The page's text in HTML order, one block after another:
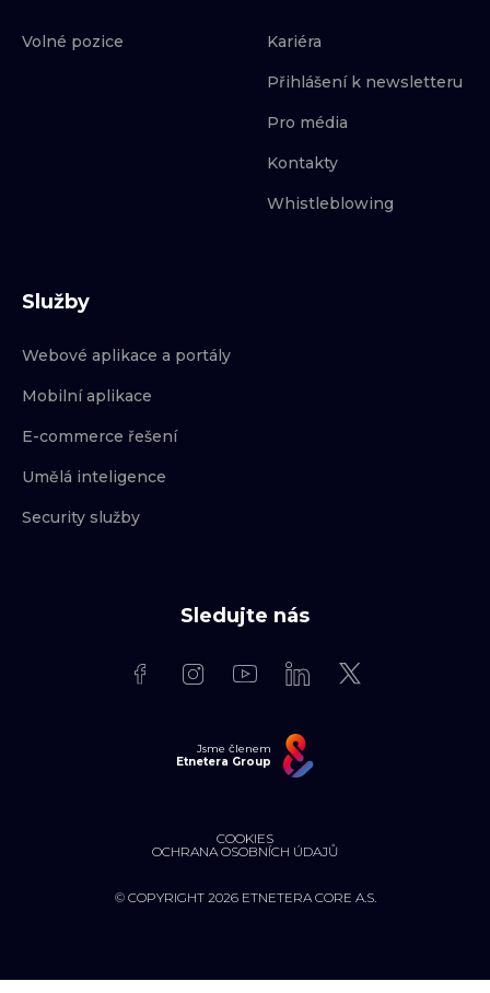
Služby
Webové aplikace a portály
Mobilní aplikace
E-commerce řešení
Umělá inteligence
Security služby
Volné pozice Kariéra
Přihlášení k newsletteru
Pro média
Kontakty
Whistleblowing
Sledujte nás
© COPYRIGHT 2026 ETNETERA CORE A.S.
Jsme členem
Etnetera Group
COOKIES
OCHRANA OSOBNÍCH ÚDAJŮ